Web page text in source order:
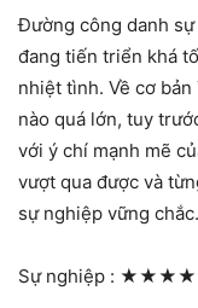
Đường công danh
đang tiến triển khá
nhiệt tình. Về cơ
nào quá lớn, tuy
với ý chí mạnh mẽ
vượt qua được và
sự nghiệp vững chắc.
Sự nghiệp :